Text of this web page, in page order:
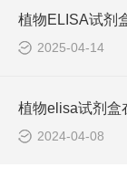
2025-04-14
2024-04-08